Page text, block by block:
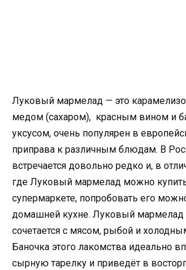
Луковый мармелад — это
медом (сахаром), красным вином и
уксусом, очень популярен в
приправа к различным блюдам. В
встречается довольно редко и, в
где Луковый мармелад можно
супермаркете, попробовать его
домашней кухне. Луковый мармелад
сочетается с мясом, рыбой и
Баночка этого лакомства идеально
сырную тарелку и приведёт в